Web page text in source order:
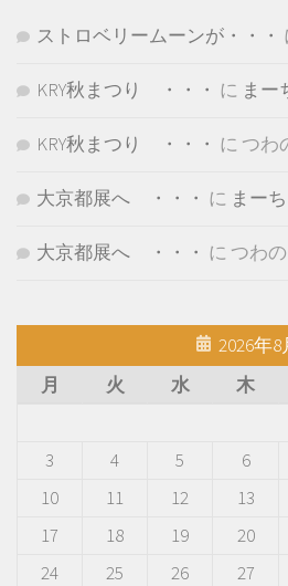
ストロベリームーンが・・・
KRY秋まつり ・・・ に まー
KRY秋まつり ・・・ に つわ
大京都展へ ・・・ に まー
大京都展へ ・・・ に つわ
2026年8
月
火 水 木
3
4 5 6
10
11 12 13
17
18 19 20
24
25 26 27